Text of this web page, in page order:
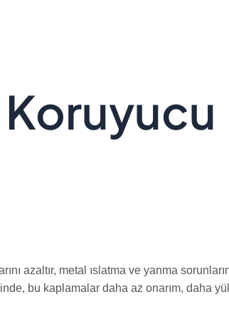
Koruyucu
azaltır, metal ıslatma ve yanma
bu kaplamalar daha az onarım, daha